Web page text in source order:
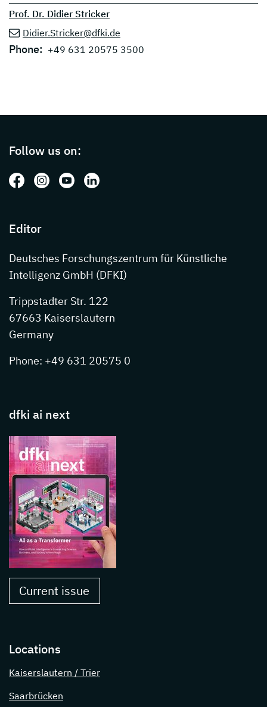
Prof. Dr. Didier Stricker
Didier.Stricker@dfki.de
Phone: +49 631 20575 3500
Follow us on:
Follow us on: Facebook
Follow us on: Instagram
Follow us on: Youtube
Follow us on: LinkedIn
Editor
Deutsches Forschungszentrum für Künstliche
Intelligenz GmbH (DFKI)
Trippstadter Str. 122
67663 Kaiserslautern
Germany
Phone: +49 631 20575 0
dfki ai next
Current issue
Locations
Kaiserslautern / Trier
Saarbrücken